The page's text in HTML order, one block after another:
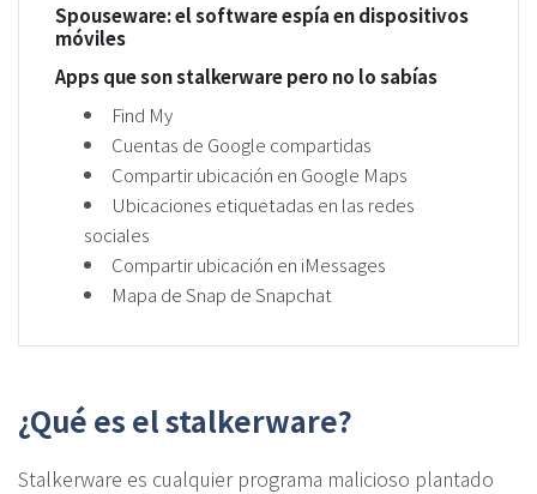
Spouseware: el software espía en dispositivos
móviles
Apps que son stalkerware pero no lo sabías
Find My
Cuentas de Google compartidas
Compartir ubicación en Google Maps
Ubicaciones etiquetadas en las redes
sociales
Compartir ubicación en iMessages
Mapa de Snap de Snapchat
¿Qué es el stalkerware?
Stalkerware es cualquier programa malicioso plantado